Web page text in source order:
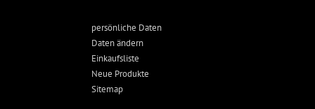
persönliche Daten
Daten ändern
Einkaufsliste
Neue Produkte
Sitemap